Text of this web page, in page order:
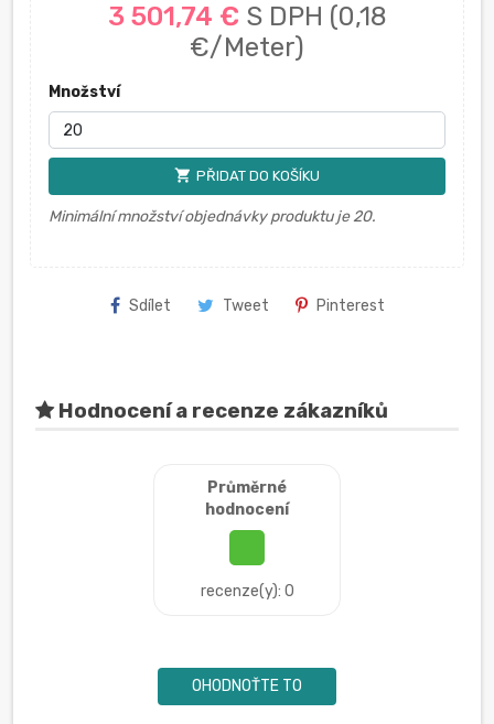
3 501,74 € S DPH (0,18
€/Meter)
Množství
shopping_cart PŘIDAT DO KOŠÍKU
Minimální množství objednávky produktu je 20.
Sdílet Tweet Pinterest
Hodnocení a recenze zákazníků
Průměrné
hodnocení
recenze(y): 0
OHODNOŤTE TO